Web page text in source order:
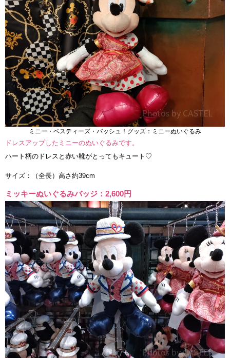
ミニー・ベスティーズ・バッシュ！グッズ：ミニーぬいぐるみ
ドレスアップしたミニーのぬいぐるみです。
ハート柄のドレスと赤い靴がとってもキュート♡
サイズ：（全長）高さ約39cm
ミッキーぬいぐるみバッジ：2,600円